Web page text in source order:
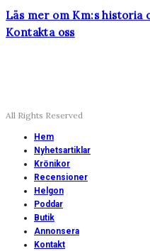
Läs mer om Km:s historia
Kontakta oss
All Rights Reserved
Hem
Nyhetsartiklar
Krönikor
Recensioner
Helgon
Poddar
Butik
Annonsera
Kontakt